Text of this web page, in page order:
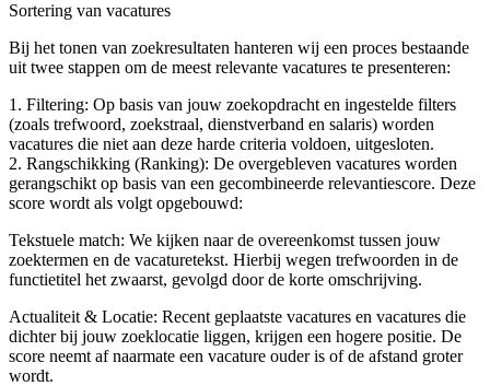
Sortering van vacatures
Bij het tonen van zoekresultaten hanteren wij een proces bestaande
uit twee stappen om de meest relevante vacatures te presenteren:
1. Filtering: Op basis van jouw zoekopdracht en ingestelde filters
(zoals trefwoord, zoekstraal, dienstverband en salaris) worden
vacatures die niet aan deze harde criteria voldoen, uitgesloten.
2. Rangschikking (Ranking): De overgebleven vacatures worden
gerangschikt op basis van een gecombineerde relevantiescore. Deze
score wordt als volgt opgebouwd:
Tekstuele match: We kijken naar de overeenkomst tussen jouw
zoektermen en de vacaturetekst. Hierbij wegen trefwoorden in de
functietitel het zwaarst, gevolgd door de korte omschrijving.
Actualiteit & Locatie: Recent geplaatste vacatures en vacatures die
dichter bij jouw zoeklocatie liggen, krijgen een hogere positie. De
score neemt af naarmate een vacature ouder is of de afstand groter
wordt.